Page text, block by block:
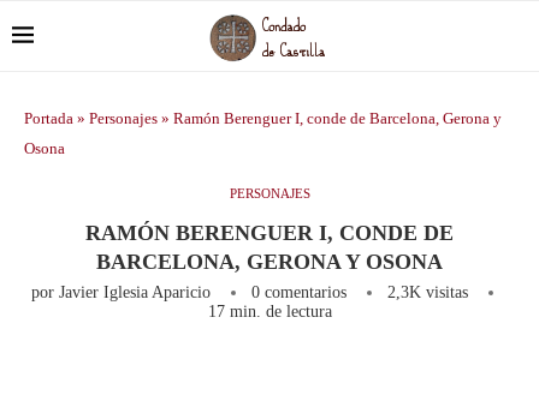
Portada » Personajes » Ramón Berenguer I, conde de Barcelona, Gerona y
Osona
PERSONAJES
RAMÓN BERENGUER I, CONDE DE
BARCELONA, GERONA Y OSONA
por Javier Iglesia Aparicio 0 comentarios 2,3Kvisitas
17 min. de lectura